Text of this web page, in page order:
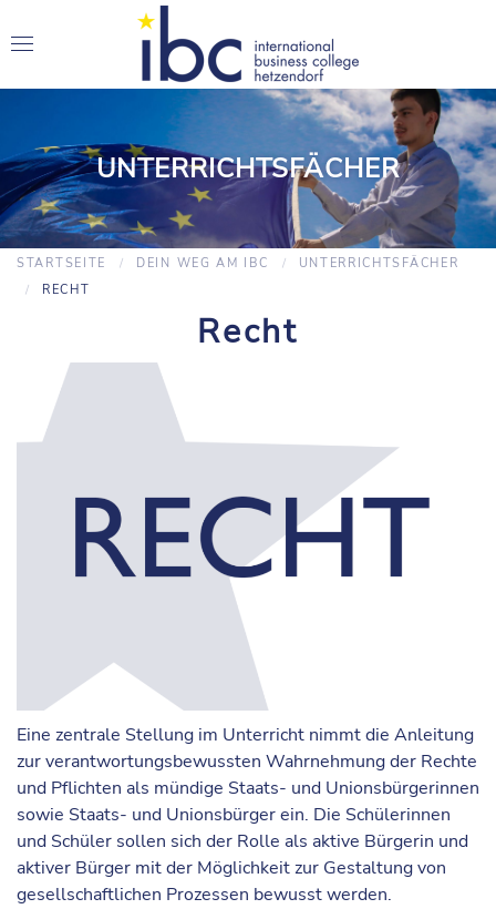
UNTERRICHTSFÄCHER
STARTSEITE DEIN WEG AM IBC
UNTERRICHTSFÄCHER
RECHT
Recht
Eine zentrale Stellung im Unterricht nimmt die Anleitung
zur verantwortungsbewussten Wahrnehmung der Rechte
und Pflichten als mündige Staats- und Unionsbürgerinnen
sowie Staats- und Unionsbürger ein. Die Schülerinnen
und Schüler sollen sich der Rolle als aktive Bürgerin und
aktiver Bürger mit der Möglichkeit zur Gestaltung von
gesellschaftlichen Prozessen bewusst werden.